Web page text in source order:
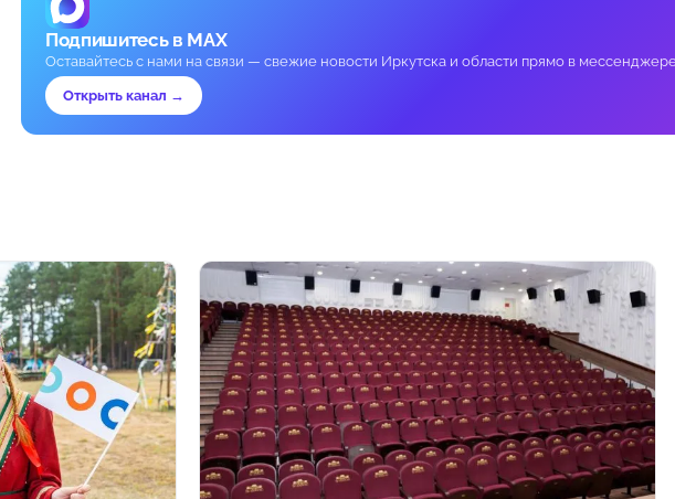
Подпишитесь в MAX
Оставайтесь с нами на связи — свежие новости Иркутска и области прямо в
Открыть канал →